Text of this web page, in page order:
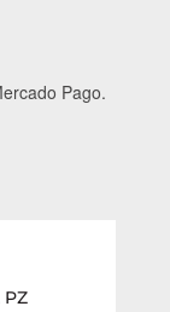
Pago.
PZ